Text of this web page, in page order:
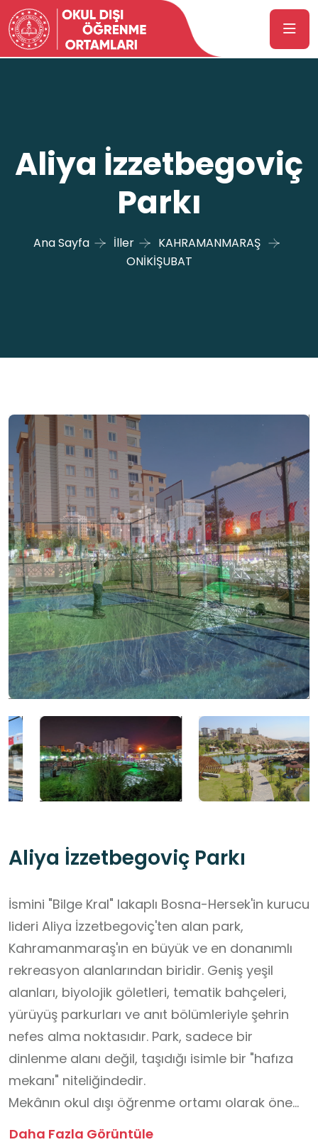
Aliya İzzetbegoviç
Parkı
Ana Sayfa İller
KAHRAMANMARAŞ
ONİKİŞUBAT
Aliya İzzetbegoviç Parkı
İsmini "Bilge Kral" lakaplı Bosna-Hersek'in kurucu
lideri Aliya İzzetbegoviç'ten alan park,
Kahramanmaraş'ın en büyük ve en donanımlı
rekreasyon alanlarından biridir. Geniş yeşil
alanları, biyolojik göletleri, tematik bahçeleri,
yürüyüş parkurları ve anıt bölümleriyle şehrin
nefes alma noktasıdır. Park, sadece bir
dinlenme alanı değil, taşıdığı isimle bir "hafıza
mekanı" niteliğindedir.
Mekânın okul dışı öğrenme ortamı olarak önemi
ve kullanılacak bölümler: Bu mekan, Sosyal
Daha Fazla Görüntüle